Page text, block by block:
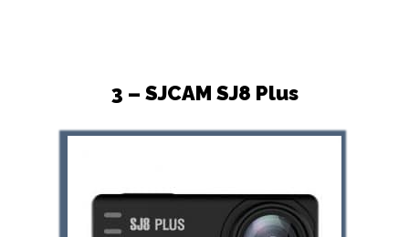
3 – SJCAM SJ8 Plus